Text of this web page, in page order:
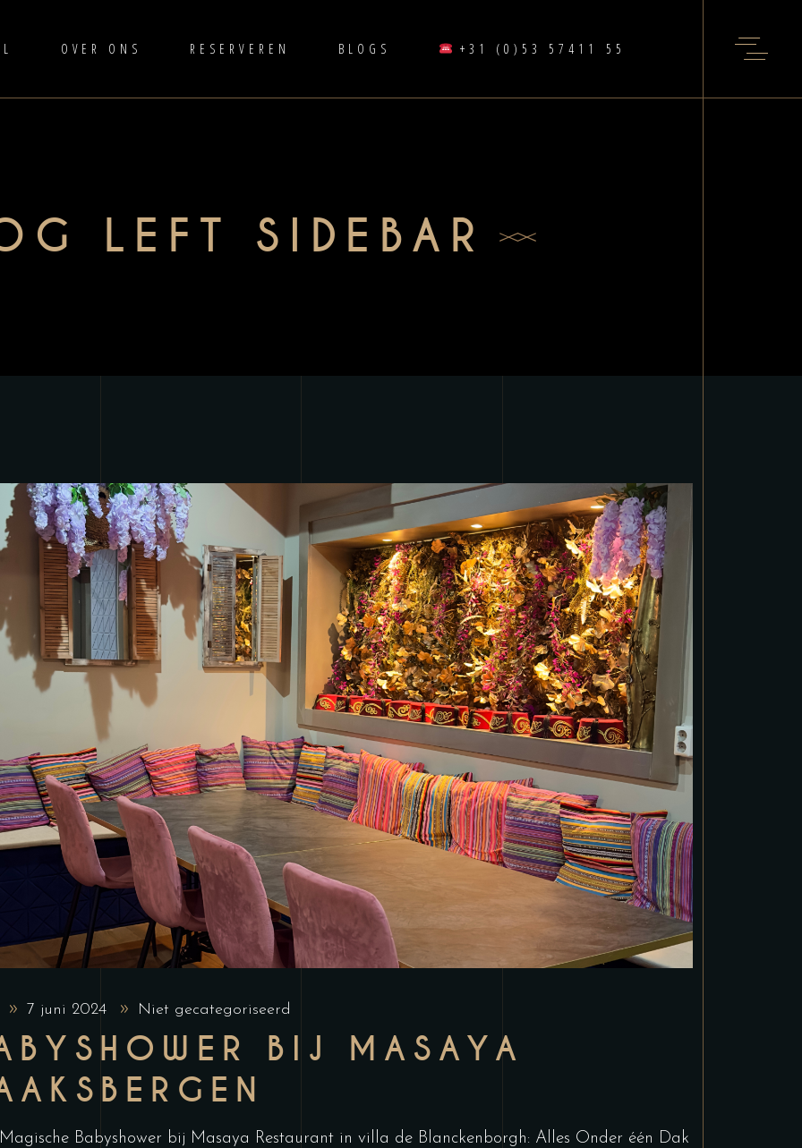
OVER ONS RESERVEREN BLOGS +31 (0)53 57411 55
LEFT SIDEBAR
7 juni 2024 Niet gecategoriseerd
BIJ MASAYA
Babyshower bij Masaya Restaurant in villa de Blanckenborgh: Alles Onder één Dak